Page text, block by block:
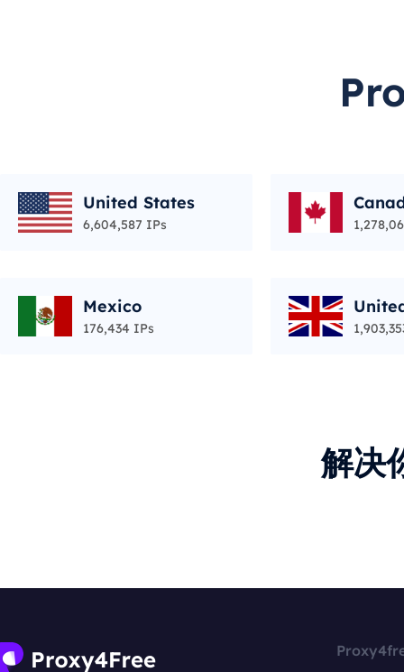
United States
6,604,587 IPs
Mexico
176,434 IPs
解决